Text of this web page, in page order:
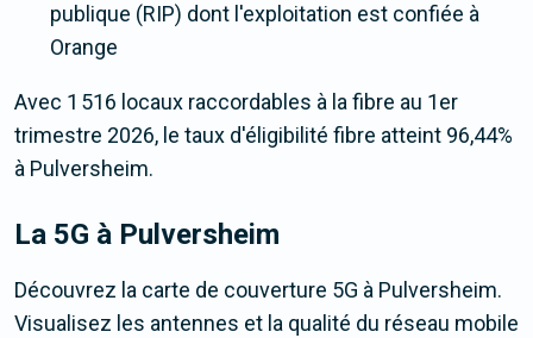
publique (RIP) dont l'exploitation est confiée à
Orange
Avec 1 516 locaux raccordables à la fibre au 1er
trimestre 2026, le taux d'éligibilité fibre atteint 96,44%
à Pulversheim.
La 5G à Pulversheim
Découvrez la carte de couverture 5G à Pulversheim.
Visualisez les antennes et la qualité du réseau mobile